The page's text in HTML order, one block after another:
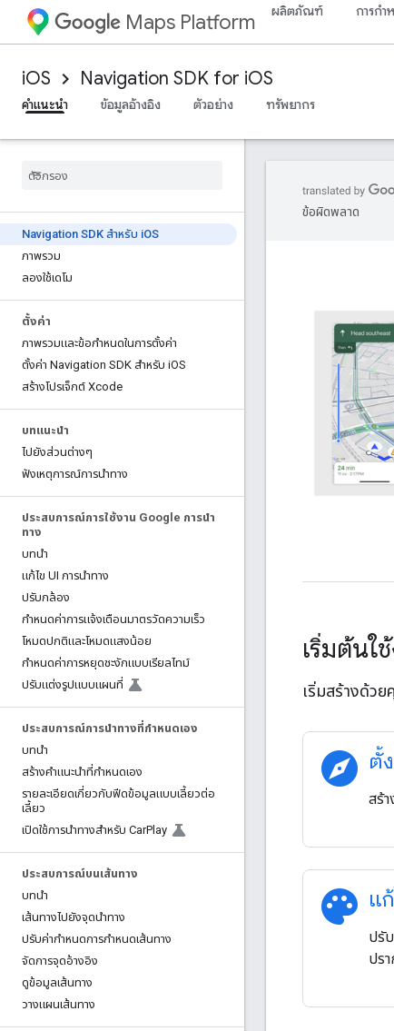
Maps Platform ผลิตภัณฑ์ การกำ
iOS Navigation SDK for iOS
คำแนะนำ
ข้อมูลอ้างอิง ตัวอย่าง ทรัพยากร
Navigation SDK สำหรับ iOS
ภาพรวม
ลองใช้เดโม
ตั้งค่า
ภาพรวมและข้อกำหนดในการตั้งค่า
ตั้งค่า Navigation SDK สำหรับ iOS
สร้างโปรเจ็กต์ Xcode
บทแนะนำ
ไปยังส่วนต่างๆ
ฟังเหตุการณ์การนําทาง
ประสบการณ์การใช้งาน Google การนํา
ทาง
บทนำ
แก้ไข UI การนําทาง
ปรับกล้อง
กําหนดค่าการแจ้งเตือนมาตรวัดความเร็ว
โหมดปกติและโหมดแสงน้อย
กำหนดค่าการหยุดชะงักแบบเรียลไทม์
ปรับแต่งรูปแบบแผนที่
ประสบการณ์การนําทางที่กําหนดเอง
บทนำ
สร้างคําแนะนําที่กําหนดเอง
รายละเอียดเกี่ยวกับฟีดข้อมูลแบบเลี้ยวต่อ
เลี้ยว
เปิดใช้การนำทางสำหรับ CarPlay
ประสบการณ์บนเส้นทาง
บทนำ
เส้นทางไปยังจุดนำทาง
ปรับค่ากําหนดการกําหนดเส้นทาง
จัดการจุดอ้างอิง
ดูข้อมูลเส้นทาง
วางแผนเส้นทาง
ข้อผิดพลาด
เริ่มต้นใ
เริ่มสร้างด้ว
explore ตั้
สร้
palette แ
ปรั
ปร